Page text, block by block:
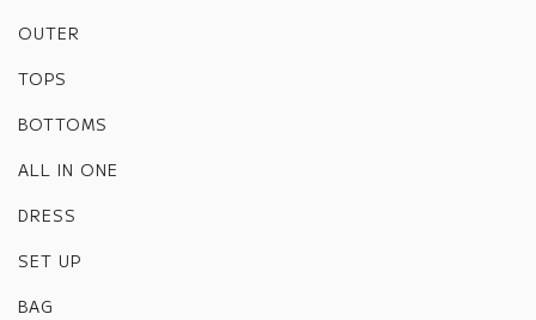
OUTER
TOPS
BOTTOMS
ALL IN ONE
DRESS
SET UP
BAG